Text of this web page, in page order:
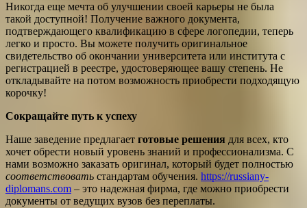
Никогда еще мечта об улучшении своей карьеры не была
такой доступной! Получение важного документа,
подтверждающего квалификацию в сфере логопедии, теперь
легко и просто. Вы можете получить оригинальное
свидетельство об окончании университета или института с
регистрацией в реестре, удостоверяющее вашу степень. Не
откладывайте на потом возможность приобрести подходящую
корочку!
Сокращайте путь к успеху
Наше заведение предлагает готовые решения для всех, кто
хочет обрести новый уровень знаний и профессионализма. С
нами возможно заказать оригинал, который будет полностью
соответствовать стандартам обучения. https://russiany-
diplomans.com – это надежная фирма, где можно приобрести
документы от ведущих вузов без переплаты.